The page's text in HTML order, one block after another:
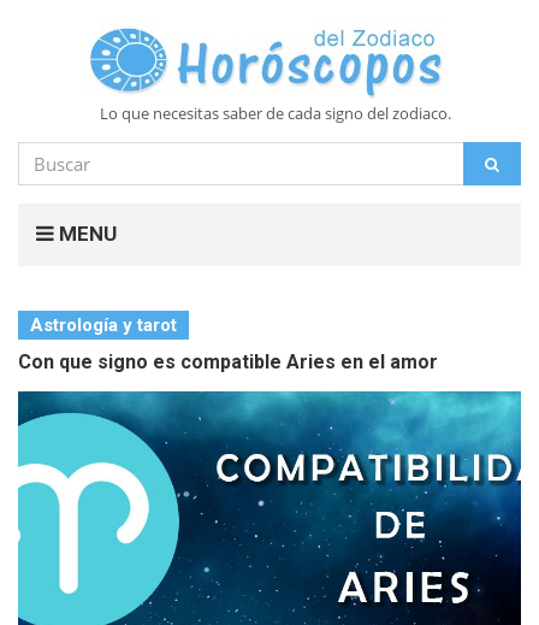
Lo que necesitas saber de cada signo del zodiaco.
Buscar
por:
MENU
Astrología y tarot
Con que signo es compatible Aries en el amor